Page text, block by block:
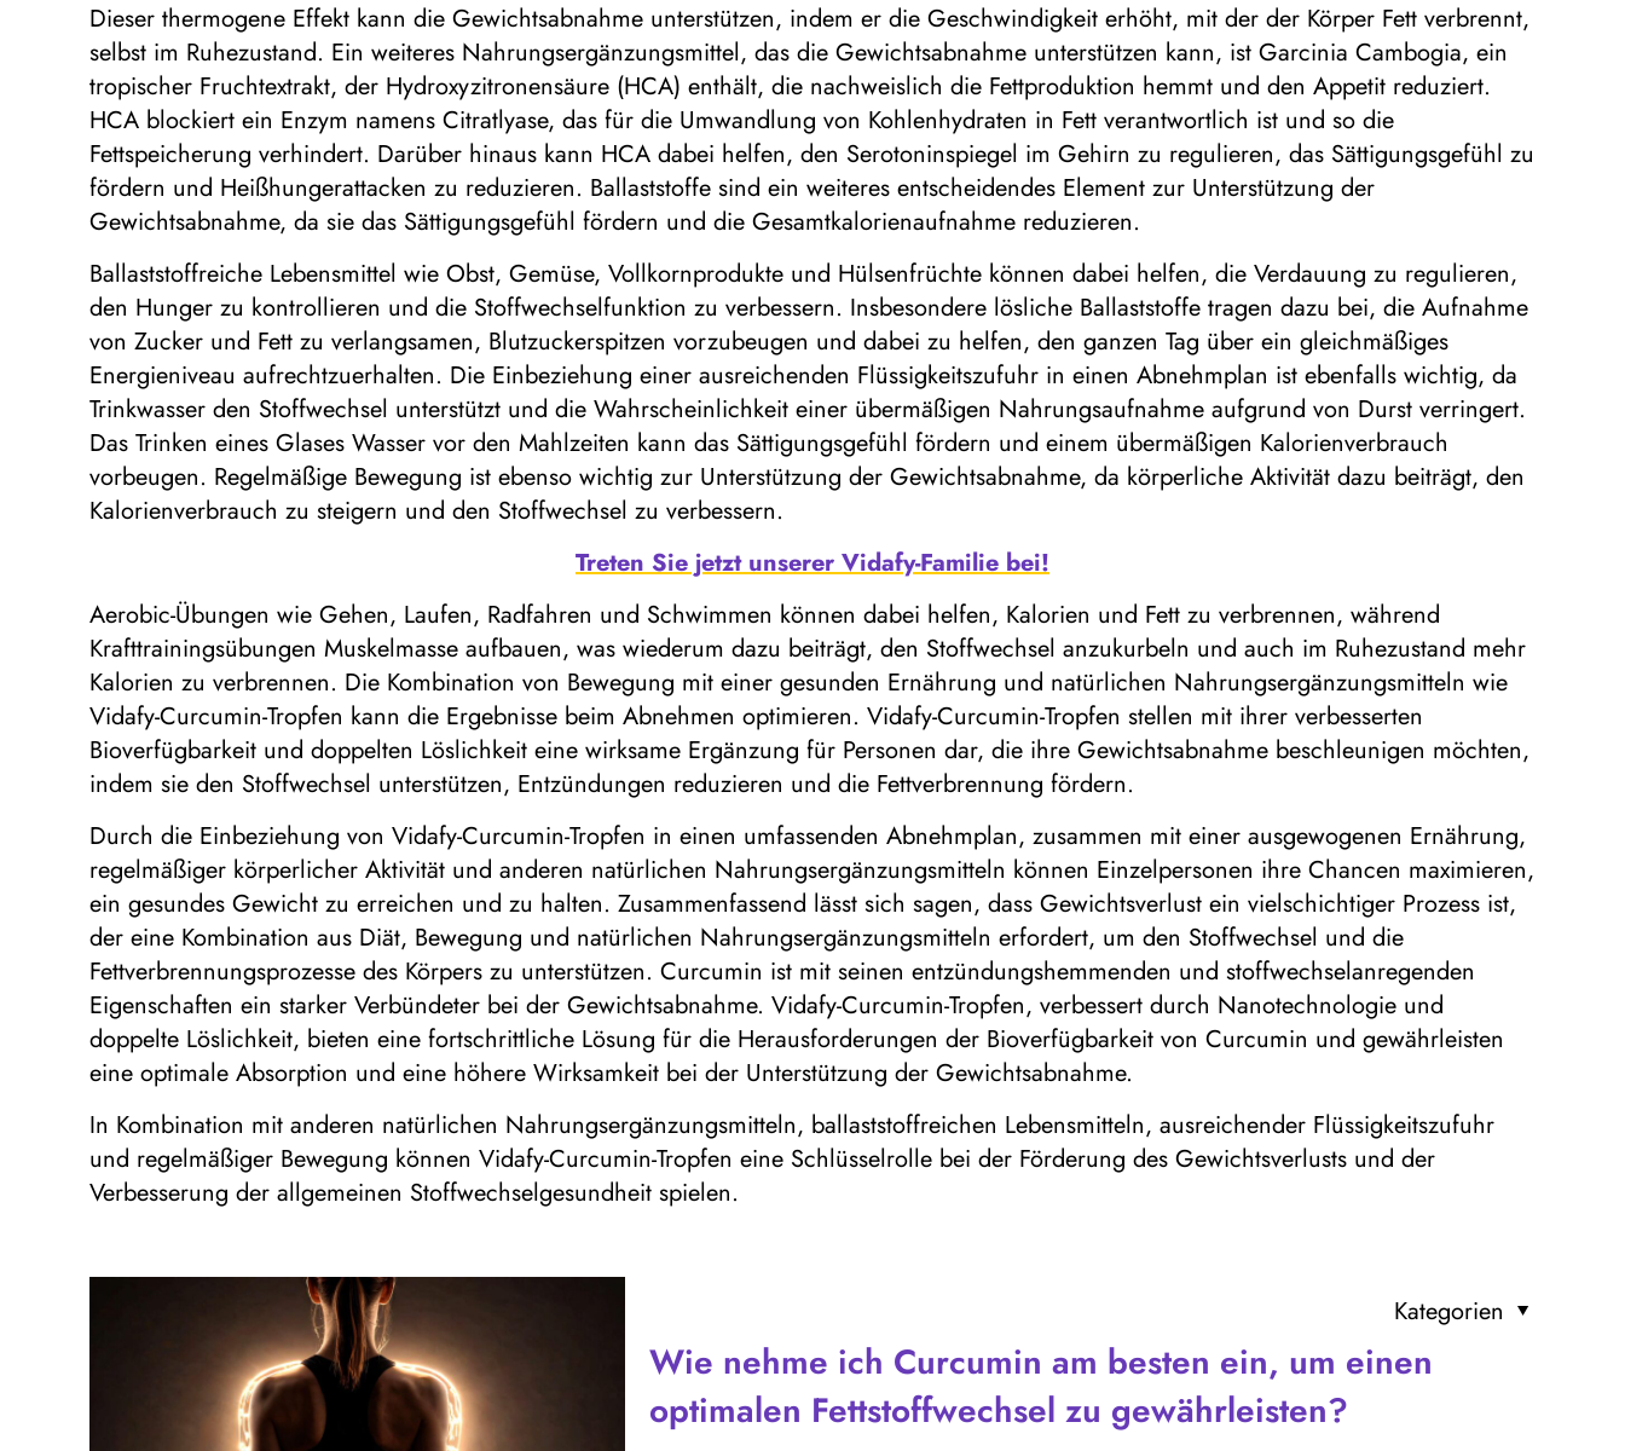
Dieser thermogene Effekt kann die Gewichtsabnahme unterstützen, indem er die Geschwindigkeit erhöht, mit der der Körper Fett verbrennt,
selbst im Ruhezustand. Ein weiteres Nahrungsergänzungsmittel, das die Gewichtsabnahme unterstützen kann, ist Garcinia Cambogia, ein
tropischer Fruchtextrakt, der Hydroxyzitronensäure (HCA) enthält, die nachweislich die Fettproduktion hemmt und den Appetit reduziert.
HCA blockiert ein Enzym namens Citratlyase, das für die Umwandlung von Kohlenhydraten in Fett verantwortlich ist und so die
Fettspeicherung verhindert. Darüber hinaus kann HCA dabei helfen, den Serotoninspiegel im Gehirn zu regulieren, das Sättigungsgefühl zu
fördern und Heißhungerattacken zu reduzieren. Ballaststoffe sind ein weiteres entscheidendes Element zur Unterstützung der
Gewichtsabnahme, da sie das Sättigungsgefühl fördern und die Gesamtkalorienaufnahme reduzieren.
Ballaststoffreiche Lebensmittel wie Obst, Gemüse, Vollkornprodukte und Hülsenfrüchte können dabei helfen, die Verdauung zu regulieren,
den Hunger zu kontrollieren und die Stoffwechselfunktion zu verbessern. Insbesondere lösliche Ballaststoffe tragen dazu bei, die Aufnahme
von Zucker und Fett zu verlangsamen, Blutzuckerspitzen vorzubeugen und dabei zu helfen, den ganzen Tag über ein gleichmäßiges
Energieniveau aufrechtzuerhalten. Die Einbeziehung einer ausreichenden Flüssigkeitszufuhr in einen Abnehmplan ist ebenfalls wichtig, da
Trinkwasser den Stoffwechsel unterstützt und die Wahrscheinlichkeit einer übermäßigen Nahrungsaufnahme aufgrund von Durst verringert.
Das Trinken eines Glases Wasser vor den Mahlzeiten kann das Sättigungsgefühl fördern und einem übermäßigen Kalorienverbrauch
vorbeugen. Regelmäßige Bewegung ist ebenso wichtig zur Unterstützung der Gewichtsabnahme, da körperliche Aktivität dazu beiträgt, den
Kalorienverbrauch zu steigern und den Stoffwechsel zu verbessern.
Treten Sie jetzt unserer Vidafy-Familie bei!
Aerobic-Übungen wie Gehen, Laufen, Radfahren und Schwimmen können dabei helfen, Kalorien und Fett zu verbrennen, während
Krafttrainingsübungen Muskelmasse aufbauen, was wiederum dazu beiträgt, den Stoffwechsel anzukurbeln und auch im Ruhezustand mehr
Kalorien zu verbrennen. Die Kombination von Bewegung mit einer gesunden Ernährung und natürlichen Nahrungsergänzungsmitteln wie
Vidafy-Curcumin-Tropfen kann die Ergebnisse beim Abnehmen optimieren. Vidafy-Curcumin-Tropfen stellen mit ihrer verbesserten
Bioverfügbarkeit und doppelten Löslichkeit eine wirksame Ergänzung für Personen dar, die ihre Gewichtsabnahme beschleunigen möchten,
indem sie den Stoffwechsel unterstützen, Entzündungen reduzieren und die Fettverbrennung fördern.
Durch die Einbeziehung von Vidafy-Curcumin-Tropfen in einen umfassenden Abnehmplan, zusammen mit einer ausgewogenen Ernährung,
regelmäßiger körperlicher Aktivität und anderen natürlichen Nahrungsergänzungsmitteln können Einzelpersonen ihre Chancen maximieren,
ein gesundes Gewicht zu erreichen und zu halten. Zusammenfassend lässt sich sagen, dass Gewichtsverlust ein vielschichtiger Prozess ist,
der eine Kombination aus Diät, Bewegung und natürlichen Nahrungsergänzungsmitteln erfordert, um den Stoffwechsel und die
Fettverbrennungsprozesse des Körpers zu unterstützen. Curcumin ist mit seinen entzündungshemmenden und stoffwechselanregenden
Eigenschaften ein starker Verbündeter bei der Gewichtsabnahme. Vidafy-Curcumin-Tropfen, verbessert durch Nanotechnologie und
doppelte Löslichkeit, bieten eine fortschrittliche Lösung für die Herausforderungen der Bioverfügbarkeit von Curcumin und gewährleisten
eine optimale Absorption und eine höhere Wirksamkeit bei der Unterstützung der Gewichtsabnahme.
In Kombination mit anderen natürlichen Nahrungsergänzungsmitteln, ballaststoffreichen Lebensmitteln, ausreichender Flüssigkeitszufuhr
und regelmäßiger Bewegung können Vidafy-Curcumin-Tropfen eine Schlüsselrolle bei der Förderung des Gewichtsverlusts und der
Verbesserung der allgemeinen Stoffwechselgesundheit spielen.
Kategorien
Wie nehme ich Curcumin am besten ein, um einen
optimalen Fettstoffwechsel zu gewährleisten?